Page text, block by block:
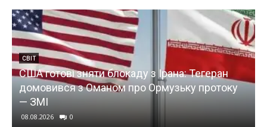
СВІТ
США готові зняти блокаду з Ірана: Тегеран
домовився з Оманом про Ормузьку протоку
— ЗМІ
08.08.2026 0